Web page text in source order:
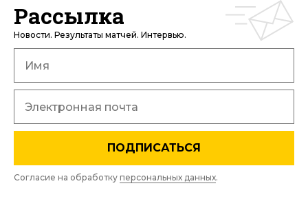
Рассылка
Новости. Результаты матчей. Интервью.
ПОДПИСАТЬСЯ
Согласие на обработку персональных данных.